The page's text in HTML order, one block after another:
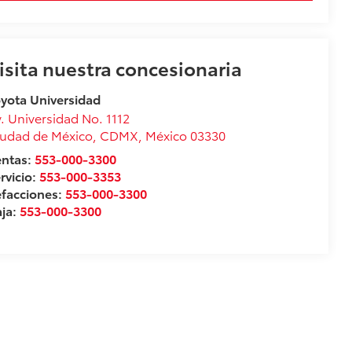
nuestra concesionaria
Universidad
Universidad No. 1112
de México CDMX , México 03330
553-000-3300
553-000-3353
553-000-3300
553-000-3300